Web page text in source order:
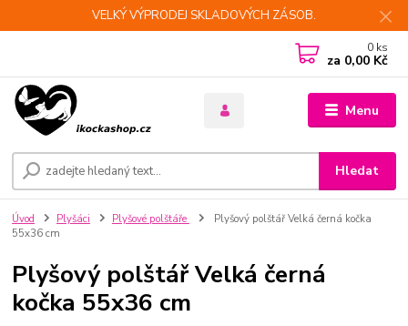
VELKÝ VÝPRODEJ SKLADOVÝCH ZÁSOB.
Menu
Hledat
0 ks
za 0,00 Kč
Úvod Plyšáci Plyšové polštáře
Plyšový polštář Velká černá kočka
55x36 cm
Plyšový polštář Velká černá
kočka 55x36 cm